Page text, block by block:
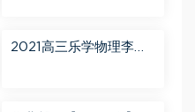
2021高三乐学物理李玮